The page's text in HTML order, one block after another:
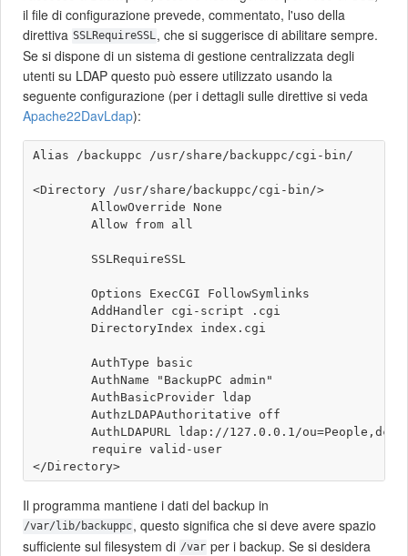
il file di configurazione prevede, commentato, l'uso della
direttiva SSLRequireSSL, che si suggerisce di abilitare sempre.
Se si dispone di un sistema di gestione centralizzata degli
utenti su LDAP questo può essere utilizzato usando la
seguente configurazione (per i dettagli sulle direttive si veda
Apache22DavLdap):
Alias /backuppc /usr/share/backuppc/cgi-bin/
<Directory /usr/share/backuppc/cgi-bin/>
        AllowOverride None
        Allow from all
        SSLRequireSSL
        Options ExecCGI FollowSymlinks
        AddHandler cgi-script .cgi
        DirectoryIndex index.cgi
        AuthType basic
        AuthName "BackupPC admin"
        AuthBasicProvider ldap
        AuthzLDAPAuthoritative off
AuthLDAPURL ldap://127.0.0.1/
        require valid-user
Il programma mantiene i dati del backup in
/var/lib/backuppc, questo significa che si deve avere spazio
sufficiente sul filesystem di /var per i backup. Se si desidera